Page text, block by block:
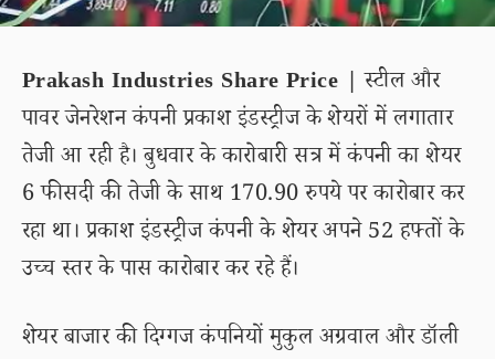
Prakash Industries Share Price | स्टील और
पावर जेनरेशन कंपनी प्रकाश इंडस्ट्रीज के शेयरों में लगातार
तेजी आ रही है। बुधवार के कारोबारी सत्र में कंपनी का शेयर
6 फीसदी की तेजी के साथ 170.90 रुपये पर कारोबार कर
रहा था। प्रकाश इंडस्ट्रीज कंपनी के शेयर अपने 52 हफ्तों के
उच्च स्तर के पास कारोबार कर रहे हैं।
शेयर बाजार की दिग्गज कंपनियों मुकुल अग्रवाल और डॉली